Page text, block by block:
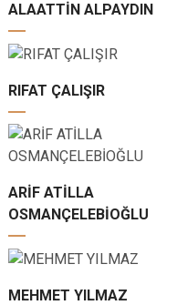
ALAATTİN ALPAYDIN
RIFAT ÇALIŞIR
ARİF ATİLLA
OSMANÇELEBİOĞLU
MEHMET YILMAZ